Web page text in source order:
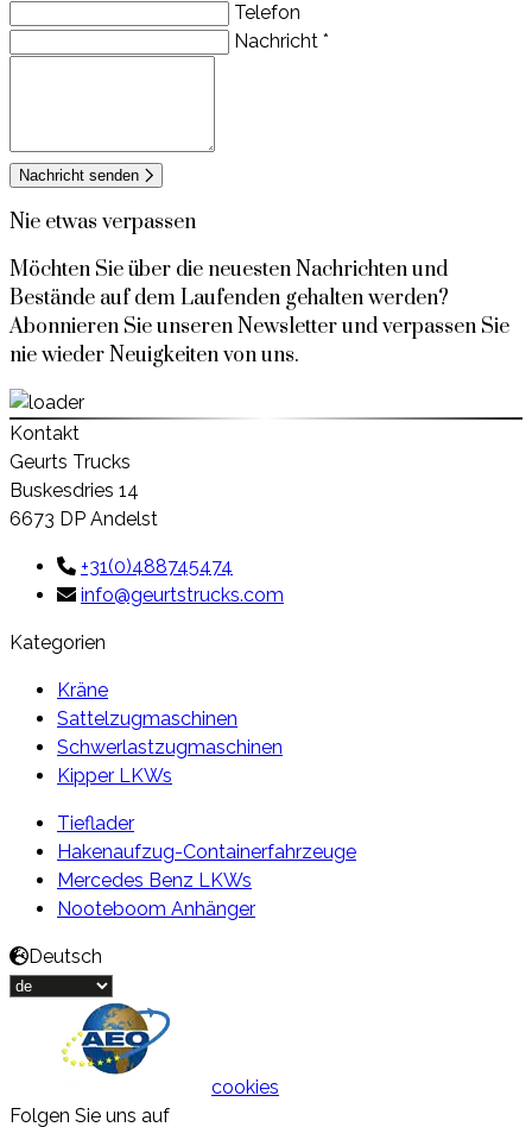
Telefon
Nachricht *
Nachricht senden
Nie etwas verpassen
Möchten Sie über die neuesten Nachrichten und
Bestände auf dem Laufenden gehalten werden?
Abonnieren Sie unseren Newsletter und verpassen Sie
nie wieder Neuigkeiten von uns.
Kontakt
Geurts Trucks
Buskesdries 14
6673 DP Andelst
+31(0)488745474
info@geurtstrucks.com
Kategorien
Kräne
Sattelzugmaschinen
Schwerlastzugmaschinen
Kipper LKWs
Tieflader
Hakenaufzug-Containerfahrzeuge
Mercedes Benz LKWs
Nooteboom Anhänger
Deutsch
cookies
Folgen Sie uns auf